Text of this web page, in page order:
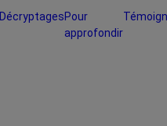
DécryptagesPour
approfondir